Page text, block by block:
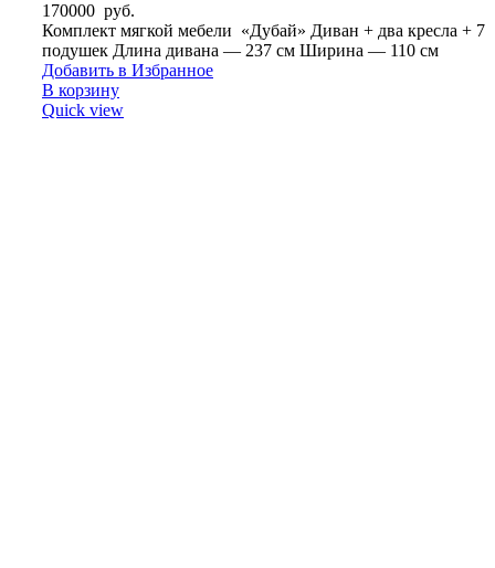
170000 руб.
Комплект мягкой мебели «Дубай» Диван + два кресла + 7
подушек Длина дивана — 237 см Ширина — 110 см
Добавить в Избранное
В корзину
Quick view